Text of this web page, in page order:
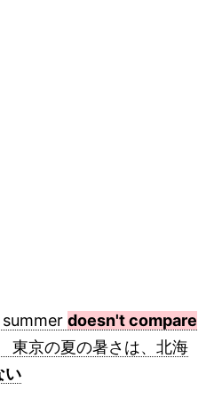
doesn't compare
京の夏の暑さは、北海
い